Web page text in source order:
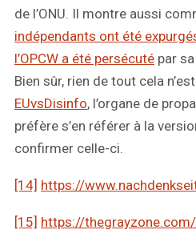
de l’ONU. Il montre aussi
indépendants ont été
l’OPCW a été persécuté par
Bien sûr, rien de tout cela
EUvsDisinfo, l’organe de
préfère s’en référer à la
confirmer celle-ci.
[14] https://
[15] https://